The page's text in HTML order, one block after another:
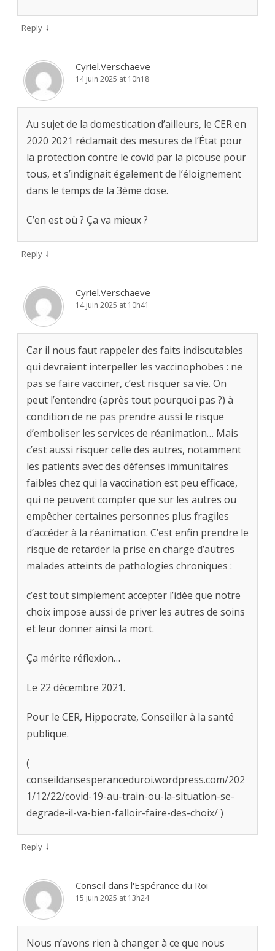
Reply ↓
Cyriel.Verschaeve
14 juin 2025 at 10h18
Au sujet de la domestication d’ailleurs, le CER en
2020 2021 réclamait des mesures de l’État pour
la protection contre le covid par la picouse pour
tous, et s’indignait également de l’éloignement
dans le temps de la 3ème dose.
C’en est où ? Ça va mieux ?
Reply ↓
Cyriel.Verschaeve
14 juin 2025 at 10h41
Car il nous faut rappeler des faits indiscutables
qui devraient interpeller les vaccinophobes : ne
pas se faire vacciner, c’est risquer sa vie. On
peut l’entendre (après tout pourquoi pas ?) à
condition de ne pas prendre aussi le risque
d’emboliser les services de réanimation… Mais
c’est aussi risquer celle des autres, notamment
les patients avec des défenses immunitaires
faibles chez qui la vaccination est peu efficace,
qui ne peuvent compter que sur les autres ou
empêcher certaines personnes plus fragiles
d’accéder à la réanimation. C’est enfin prendre le
risque de retarder la prise en charge d’autres
malades atteints de pathologies chroniques :
c’est tout simplement accepter l’idée que notre
choix impose aussi de priver les autres de soins
et leur donner ainsi la mort.
Ça mérite réflexion…
Le 22 décembre 2021.
Pour le CER, Hippocrate, Conseiller à la santé
publique.
(
conseildansesperanceduroi.wordpress.com/202
1/12/22/covid-19-au-train-ou-la-situation-se-
degrade-il-va-bien-falloir-faire-des-choix/ )
Reply ↓
Conseil dans l'Espérance du Roi
15 juin 2025 at 13h24
Nous n’avons rien à changer à ce que nous